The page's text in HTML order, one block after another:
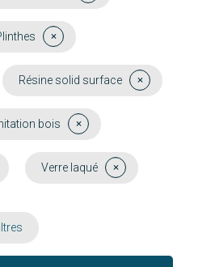
Résine solid surface
bois
Verre laqué